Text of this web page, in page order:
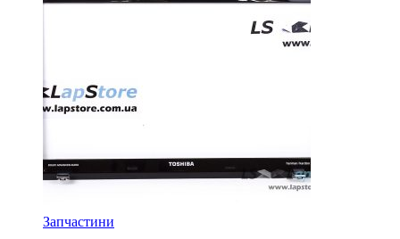
Запчастини